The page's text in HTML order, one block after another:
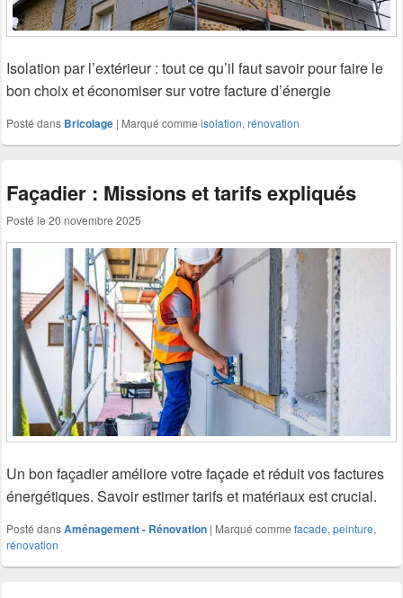
Isolation par l’extérieur : tout ce qu’il faut savoir pour faire le
bon choix et économiser sur votre facture d’énergie
Posté dans Bricolage | Marqué comme isolation, rénovation
Façadier : Missions et tarifs expliqués
Posté le 20 novembre 2025
Un bon façadier améliore votre façade et réduit vos factures
énergétiques. Savoir estimer tarifs et matériaux est crucial.
Posté dansAménagement - Rénovation | Marqué comme facade, peinture,
rénovation